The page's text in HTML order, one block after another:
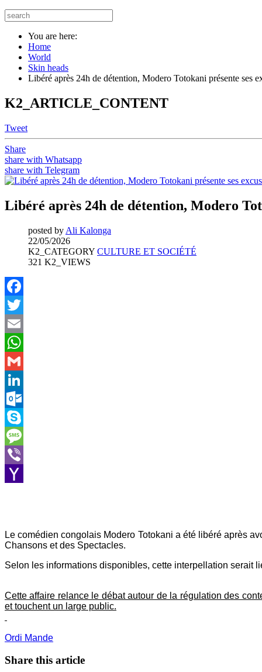
You are here:
Home
World
Skin heads
Libéré après 24h de détention, Modero Totokani présente ses
K2_ARTICLE_CONTENT
Tweet
Share
share with Whatsapp
share with Telegram
Libéré après 24h de détention, Modero
posted by Ali Kalonga
22/05/2026
K2_CATEGORY CULTURE ET SOCIÉTÉ
321 K2_VIEWS
Facebook
Twitter
Email
WhatsApp
Gmail
LinkedIn
Outlook.com
Skype
Message
Viber
Le comédien congolais Modero Totokani a été libéré après
Chansons et des Spectacles.
Selon les informations disponibles, cette interpellation serait
Cette affaire relance le débat autour de la régulation des
et touchent un large public.
Ordi Mande
Share this article